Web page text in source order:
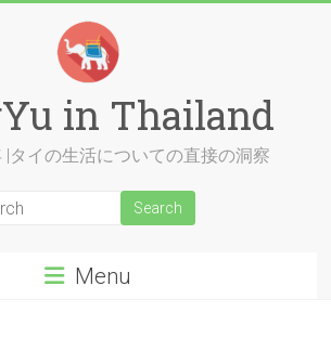
in Thailand
|タイの生活についての直接の洞察
Menu